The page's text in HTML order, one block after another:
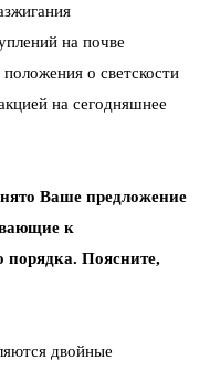
на почве
о светскости
на сегодняшнее
Ваше предложение
к
порядка. Поясните,
двойные